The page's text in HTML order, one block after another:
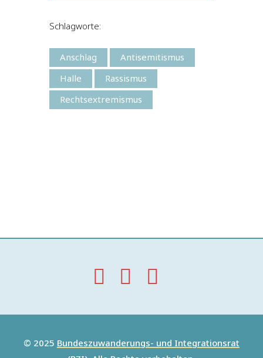
Schlagworte:
Anschlag
Antisemitismus
Halle
Rassismus
Rechtsextremismus
© 2025 Bundeszuwanderungs- und Integrationsrat